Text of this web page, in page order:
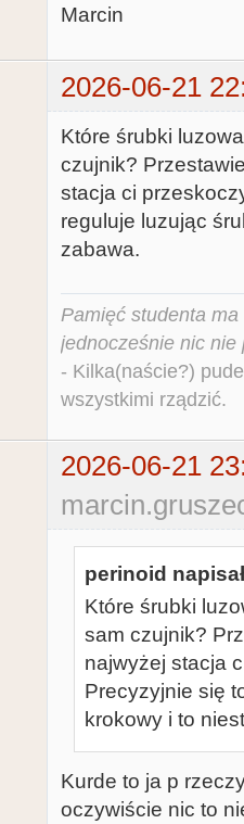
Marcin
2026-06-21
Które śrubki
czujnik?
stacja ci
reguluje luzując
zabawa.
Pamięć studenta
jednocześnie nic nie
- Kilka(naście?)
wszystkimi rządzić.
2026-06-21
perinoid
Które śrubki
sam czujnik?
najwyżej stacja
Precyzyjnie się
krokowy i to
Kurde to ja p
oczywiście nic to